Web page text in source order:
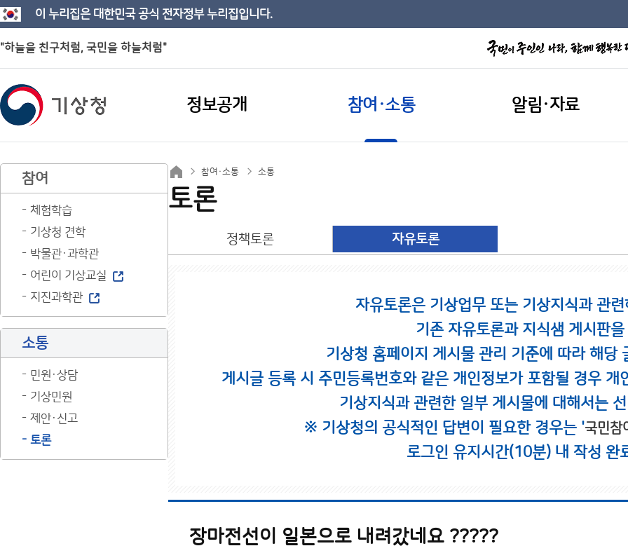
이 누리집은 대한민국 공식 전자정부 누리집입니다.
"하늘을 친구처럼, 국민을 하늘처럼"
정보공개 참여·소통 알림·자료
참여
체험학습
기상청 견학
박물관·과학관
어린이 기상교실
지진과학관
소통
민원·상담
기상민원
제안·신고
토론
참여·소통 소통
토론
정책토론 자유토론
자유토론은 기상업무 또는 기상지식과 관
기존 자유토론과 지식샘 게시판
기상청 홈페이지 게시물 관리 기준에 따라 해당
게시글 등록 시 주민등록번호와 같은 개인정보가 포함될 경우
기상지식과 관련한 일부 게시물에 대해서는
※ 기상청의 공식적인 답변이 필요한 경우는 '국민참
로그인 유지시간(10분) 내 작성 완
장마전선이 일본으로 내려갔네요 ?????